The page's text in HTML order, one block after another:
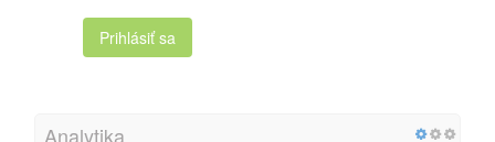
Prihlásiť sa
Analytika